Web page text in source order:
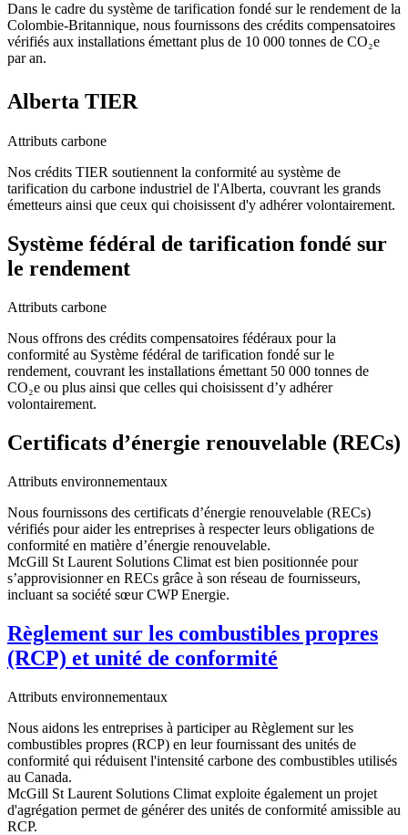
Dans le cadre du système de tarification fondé sur le rendement de la
Colombie-Britannique, nous fournissons des crédits compensatoires
vérifiés aux installations émettant plus de 10 000 tonnes de CO₂e
par an.
Alberta TIER
Attributs carbone
Nos crédits TIER soutiennent la conformité au système de
tarification du carbone industriel de l'Alberta, couvrant les grands
émetteurs ainsi que ceux qui choisissent d'y adhérer volontairement.
Système fédéral de tarification fondé sur
le rendement
Attributs carbone
Nous offrons des crédits compensatoires fédéraux pour la
conformité au Système fédéral de tarification fondé sur le
rendement, couvrant les installations émettant 50 000 tonnes de
CO₂e ou plus ainsi que celles qui choisissent d’y adhérer
volontairement.
Certificats d’énergie renouvelable (RECs)
Attributs environnementaux
Nous fournissons des certificats d’énergie renouvelable (RECs)
vérifiés pour aider les entreprises à respecter leurs obligations de
conformité en matière d’énergie renouvelable.
McGill St Laurent Solutions Climat est bien positionnée pour
s’approvisionner en RECs grâce à son réseau de fournisseurs,
incluant sa société sœur CWP Energie.
Règlement sur les combustibles propres
(RCP) et unité de conformité
Attributs environnementaux
Nous aidons les entreprises à participer au Règlement sur les
combustibles propres (RCP) en leur fournissant des unités de
conformité qui réduisent l'intensité carbone des combustibles utilisés
au Canada.
McGill St Laurent Solutions Climat exploite également un projet
d'agrégation permet de générer des unités de conformité amissible au
RCP.